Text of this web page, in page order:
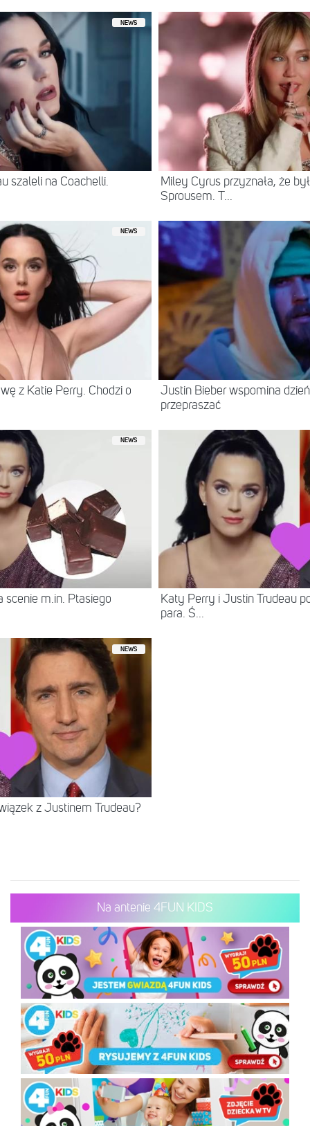
NEWS
szaleli na Coachelli.
Miley Cyrus przyznała, że
Sprousem. T...
NEWS
z Katie Perry. Chodzi o
Justin Bieber wspomina
przepraszać
NEWS
scenie m.in. Ptasiego
Katy Perry i Justin Trudeau
para. Ś...
NEWS
z Justinem Trudeau?
Na antenie 4FUN KIDS